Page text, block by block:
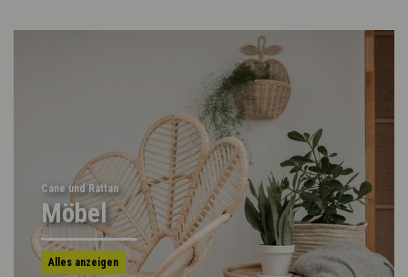
Cane und Rattan
Möbel
Alles anzeigen